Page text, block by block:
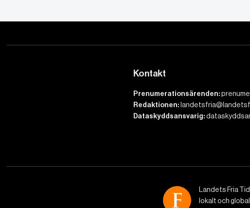
Kontakt
Prenumerationsärenden:
Redaktionen:
Dataskyddsansvarig:
Landets Fria
lokalt och